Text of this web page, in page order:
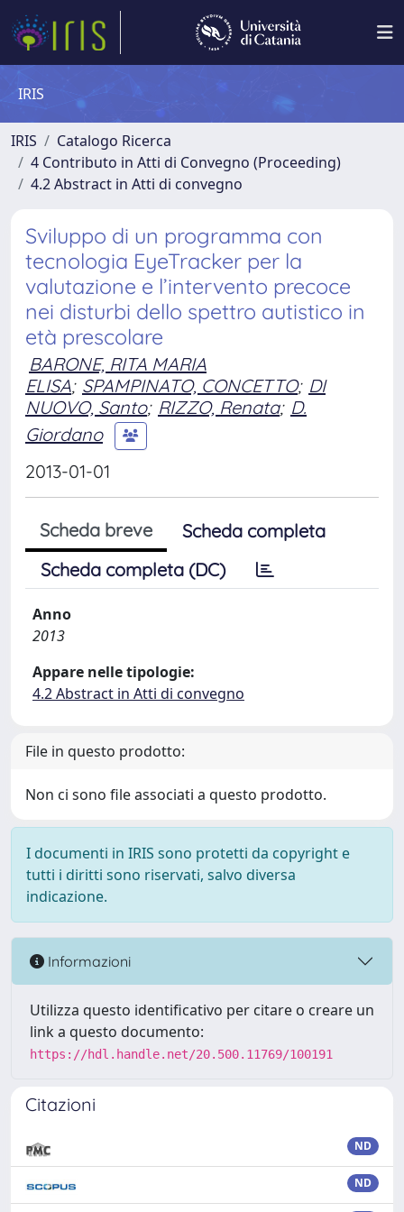
IRIS
IRIS
Catalogo Ricerca
4 Contributo in Atti di Convegno (Proceeding)
4.2 Abstract in Atti di convegno
Sviluppo di un programma con
tecnologia EyeTracker per la
valutazione e l’intervento precoce
nei disturbi dello spettro autistico in
età prescolare
BARONE, RITA MARIA
ELISA; SPAMPINATO, CONCETTO; DI
NUOVO, Santo; RIZZO, Renata; D.
Giordano
2013-01-01
Scheda breve
Scheda completa
Scheda completa (DC)
Anno
2013
Appare nelle tipologie:
4.2 Abstract in Atti di convegno
File in questo prodotto:
Non ci sono file associati a questo prodotto.
I documenti in IRIS sono protetti da copyright e
tutti i diritti sono riservati, salvo diversa
indicazione.
Informazioni
Utilizza questo identificativo per citare o creare un
link a questo documento:
https://hdl.handle.net/20.500.11769/100191
Citazioni
ND
ND